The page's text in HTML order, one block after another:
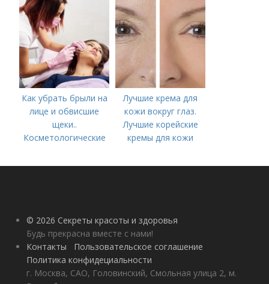
Как убрать брыли на
лице и обвисшие
щеки..
Косметологические
Лучшие крема для
кожи вокруг глаз.
Лучшие корейские
кремы для кожи
году
© 2026 Секреты красоты и здоровья
Будь прекрасна вместе с нами!
Контакты
Пользовательское соглашение
Политика конфидециальности
г. Москва, САО, Головинский, Смольная улица 2, м.